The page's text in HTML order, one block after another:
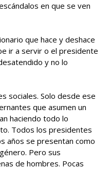
en que se ven
que hace y deshace
ir a servir o el presidente
y no lo
sociales. Solo desde ese
que asumen un
haciendo todo lo
Todos los presidentes
años se presentan como
Pero sus
de hombres. Pocas